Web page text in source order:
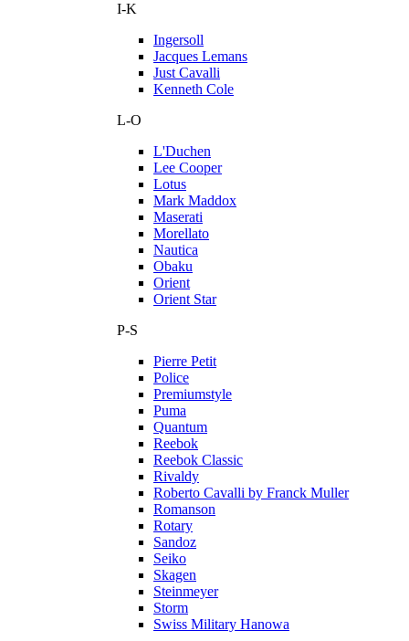
I-K
Ingersoll
Jacques Lemans
Just Cavalli
Kenneth Cole
L-O
L'Duchen
Lee Cooper
Lotus
Mark Maddox
Maserati
Morellato
Nautica
Obaku
Orient
Orient Star
P-S
Pierre Petit
Police
Premiumstyle
Puma
Quantum
Reebok
Reebok Classic
Rivaldy
Roberto Cavalli by Franck Muller
Romanson
Rotary
Sandoz
Seiko
Skagen
Steinmeyer
Storm
Swiss Military Hanowa